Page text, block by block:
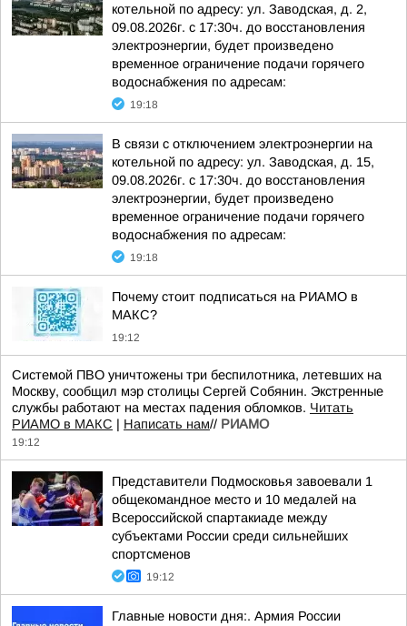
котельной по адресу: ул. Заводская, д. 2,
09.08.2026г. с 17:30ч. до восстановления
электроэнергии, будет произведено
временное ограничение подачи горячего
водоснабжения по адресам:
19:18
В связи с отключением электроэнергии на
котельной по адресу: ул. Заводская, д. 15,
09.08.2026г. с 17:30ч. до восстановления
электроэнергии, будет произведено
временное ограничение подачи горячего
водоснабжения по адресам:
19:18
Почему стоит подписаться на РИАМО в
МАКС?
19:12
Системой ПВО уничтожены три беспилотника, летевших на
Москву, сообщил мэр столицы Сергей Собянин. Экстренные
службы работают на местах падения обломков. Читать
РИАМО в МАКС | Написать нам// РИАМО
19:12
Представители Подмосковья завоевали 1
общекомандное место и 10 медалей на
Всероссийской спартакиаде между
субъектами России среди сильнейших
спортсменов
19:12
Главные новости дня:. Армия России